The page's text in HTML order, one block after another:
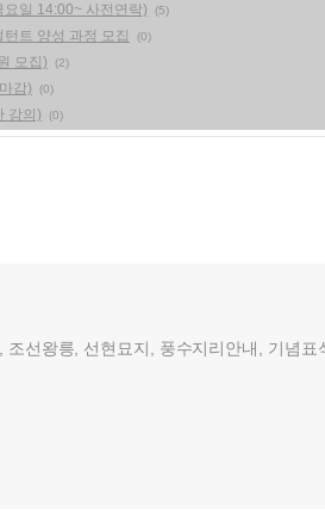
일 14:00~ 사전연락) (5)
트 양성 과정 모집 (0)
모집) (2)
감) (0)
강의) (0)
선왕릉, 선현묘지, 풍수지리안내, 기념표